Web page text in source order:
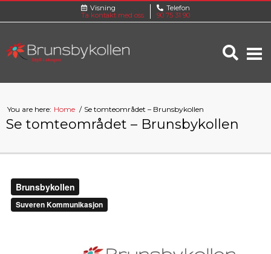
Visning
Ta kontakt med oss
Telefon
90 75 31 90
You are here: Home Se tomteområdet – Brunsbykollen
Se tomteområdet – Brunsbykollen